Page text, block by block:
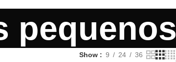
pequenos
Show 9 24 36